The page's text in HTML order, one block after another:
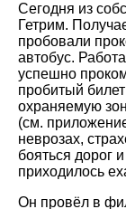
Сегодня из
Гетрим.
пробовали
автобус.
успешно
пробитый
охраняемую
(см.
неврозах,
бояться дорог
приходилось
Он провёл в